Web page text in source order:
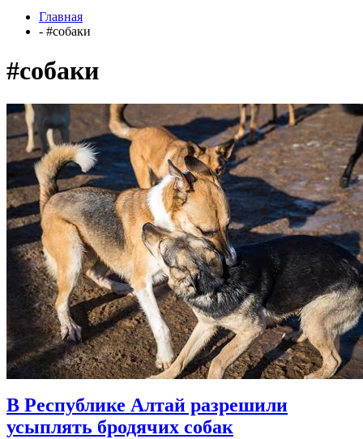
Главная
- #собаки
#собаки
В Республике Алтай разрешили
усыплять бродячих собак